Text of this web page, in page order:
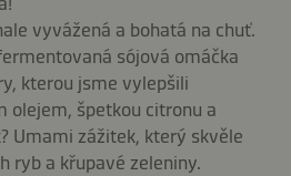
vyvážená a bohatá na chuť.
sójová omáčka
kterou jsme vylepšili
olejem, špetkou citronu a
Umami zážitek, který skvěle
ryb a křupavé zeleniny.